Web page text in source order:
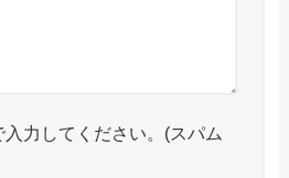
力してください。(スパム